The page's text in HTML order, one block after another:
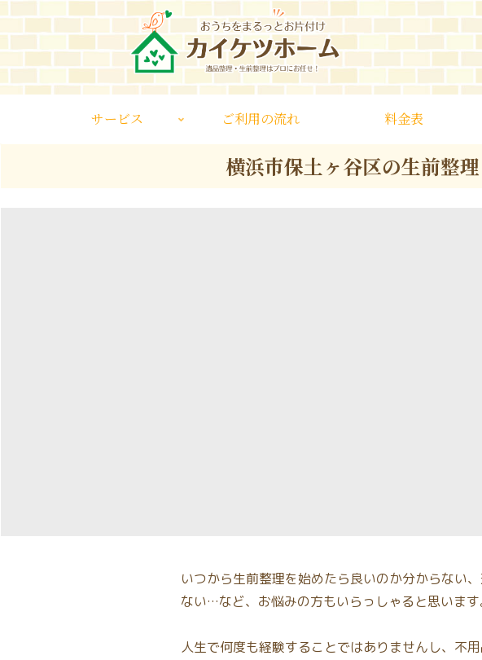
サービス ご利用の流れ 料金表
横浜市保土ヶ谷区の生前整
いつから生前整理を始めたら良いのか分からない
ない…など、お悩みの方もいらっしゃると思います
人生で何度も経験することではありませんし、不